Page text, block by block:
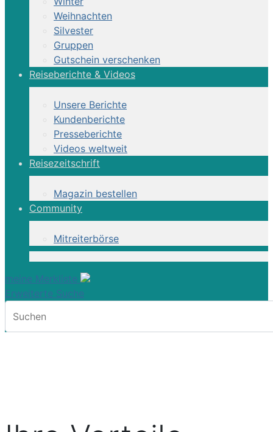
Weihnachten
Silvester
Gruppen
Gutschein verschenken
Reiseberichte & Videos
Unsere Berichte
Kundenberichte
Presseberichte
Videos weltweit
Reisezeitschrift
Magazin bestellen
Community
Mitreiterbörse
meine Merkliste
Erweiterte Suche